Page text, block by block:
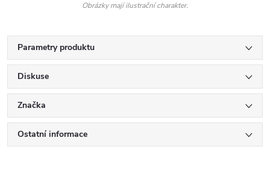
Obrázky mají ilustrační charakter.
Parametry produktu
Diskuse
Značka
Ostatní informace